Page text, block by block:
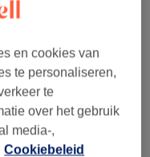
en cookies van
te personaliseren,
te
over het gebruik
media-,
Cookiebeleid